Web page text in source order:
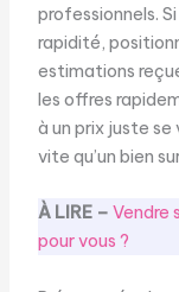
professionnels.
rapidité,
estimations
les offres
à un prix juste se
vite qu’un bien
À LIRE – Vendre
pour vous ?